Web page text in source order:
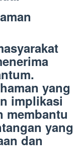
yang
implikasi
membantu
yang
dan